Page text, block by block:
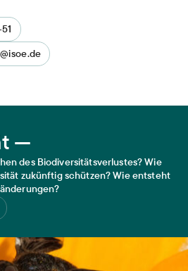
—
des Biodiversitätsverlustes? Wie
zukünftig schützen? Wie entsteht